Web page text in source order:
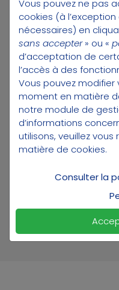
rémunération de
Prenons
fonctionnaire de
fonctionnaire
au Service des
gère son régime
traitement
grade et de son
hiérarchie de la
Disons que
police et qu'elle
traitement
correspondra à
de son métier.
Vous pouvez ne pas
cookies (à
nécessaires) en
sans accepter» ou «
d’acceptation de
l’accès à des
Vous pouvez
moment en matière
notre module de
d’informations
utilisons, veuillez
matière de cookies.
Consulter la